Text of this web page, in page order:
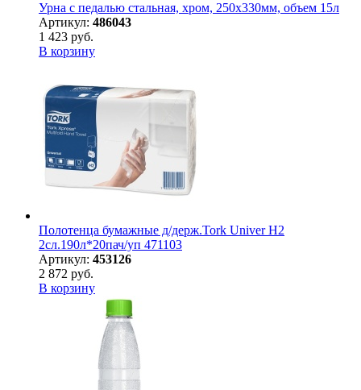
Урна с педалью стальная, хром, 250х330мм, объем 15л
Артикул: 486043
1 423 руб.
В корзину
Полотенца бумажные д/держ.Tork Univer H2
2сл.190л*20пач/уп 471103
Артикул: 453126
2 872 руб.
В корзину